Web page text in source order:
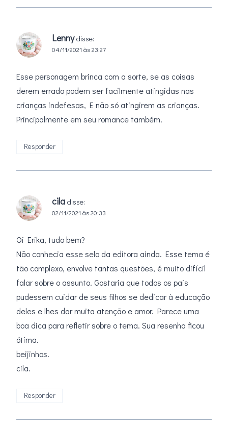
Lenny disse:
04/11/2021 às 23:27
Esse personagem brinca com a sorte, se as coisas
derem errado podem ser facilmente atingidas nas
crianças indefesas, E não só atingirem as crianças.
Principalmente em seu romance também.
Responder
cila disse:
02/11/2021 às 20:33
Oi Erika, tudo bem?
Não conhecia esse selo da editora ainda. Esse tema é
tão complexo, envolve tantas questões, é muito difícil
falar sobre o assunto. Gostaria que todos os pais
pudessem cuidar de seus filhos se dedicar à educação
deles e lhes dar muita atenção e amor. Parece uma
boa dica para refletir sobre o tema. Sua resenha ficou
ótima.
beijinhos.
cila.
Responder